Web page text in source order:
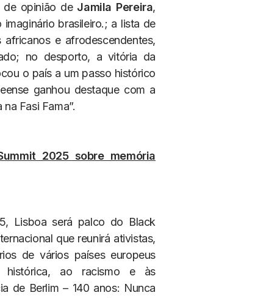
de opinião de Jamila Pereira,
brasileiro.; a lista de
e afrodescendentes,
no desporto, a vitória da
o país a um passo histórico
ganhou destaque com a
Fasi Fama”.
2025 sobre memória
Lisboa será palco do Black
que reunirá ativistas,
de vários países europeus
histórica, ao racismo e às
de Berlim – 140 anos: Nunca